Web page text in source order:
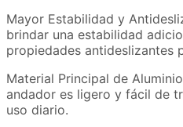
Mayor Estabilidad y
brindar una estabilidad
propiedades antideslizantes
Material Principal de
andador es ligero y fácil de
uso diario.